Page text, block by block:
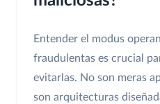
Entender el modus
fraudulentas es crucial
evitarlas. No son meras
son arquitecturas